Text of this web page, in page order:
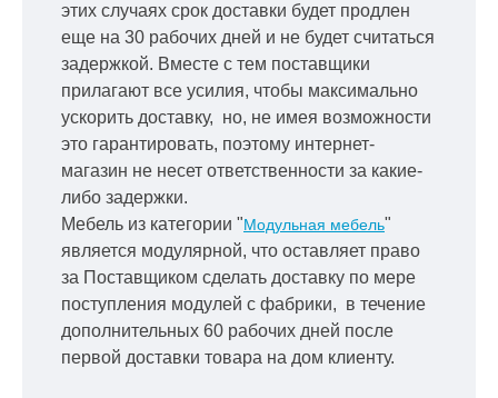
этих случаях срок доставки будет продлен
еще на 30 рабочих дней и не будет считаться
задержкой. Вместе с тем поставщики
прилагают все усилия, чтобы максимально
ускорить доставку, но, не имея возможности
это гарантировать, поэтому интернет-
магазин не несет ответственности за какие-
либо задержки.
Мебель из категории "Модульная мебель"
является модулярной, что оставляет право
за Поставщиком сделать доставку по мере
поступления модулей с фабрики, в течение
дополнительных 60 рабочих дней после
первой доставки товара на дом клиенту.